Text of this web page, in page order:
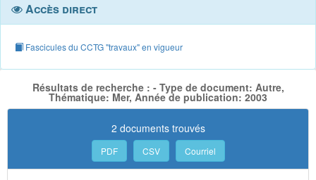
Accès direct
Fascicules du CCTG "travaux" en vigueur
Résultats de recherche : - Type de document: Autre,
Thématique: Mer, Année de publication: 2003
2 documents trouvés
PDF CSV Courriel